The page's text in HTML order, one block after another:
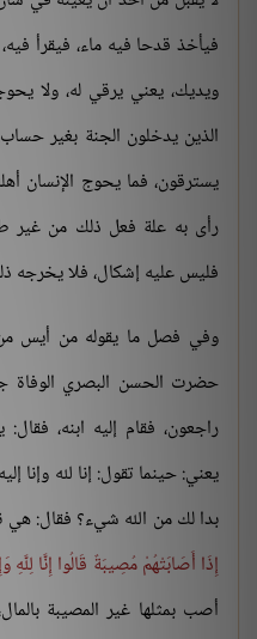
فيأخذ قدحا فيه ماء، فيقرأ
ويديك، يعني يرقي له، ولا
الذين يدخلون الجنة بغير
يسترقون، فما يحوج الإنسان
رأى به علة فعل ذلك من غير
فليس عليه إشكال، فلا يخرجه
وفي فصل ما يقوله من أيس
حضرت الحسن البصري الوفاة
راجعون، فقام إليه ابنه،
يعني: حينما تقول: إنا لله وإنا
بدا لك من الله شيء؟ فقال:
إِذَا أَصَابَتْهُمْ مُصِيبَةٌ قَالُوا إِنَّا لِلَّهِ
أصب بمثلها غير المصيبة